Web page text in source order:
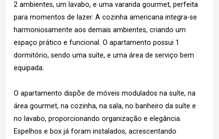
2 ambientes, um lavabo, e uma varanda gourmet, perfeita
para momentos de lazer. A cozinha americana integra-se
harmoniosamente aos demais ambientes, criando um
espaço prático e funcional. O apartamento possui 1
dormitório, sendo uma suíte, e uma área de serviço bem
equipada.
O apartamento dispõe de móveis modulados na suíte, na
área gourmet, na cozinha, na sala, no banheiro da suíte e
no lavabo, proporcionando organização e elegância.
Espelhos e box já foram instalados, acrescentando